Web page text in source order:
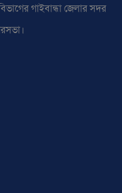
গাইবান্ধা জেলার সদর